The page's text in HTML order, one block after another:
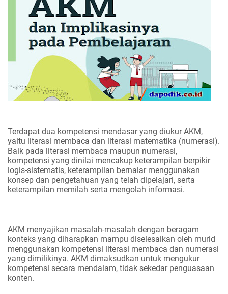
Terdapat dua kompetensi mendasar yang diukur AKM,
yaitu literasi membaca dan literasi matematika (numerasi).
Baik pada literasi membaca maupun numerasi,
kompetensi yang dinilai mencakup keterampilan berpikir
logis-sistematis, keterampilan bernalar menggunakan
konsep dan pengetahuan yang telah dipelajari, serta
keterampilan memilah serta mengolah informasi.
AKM menyajikan masalah-masalah dengan beragam
konteks yang diharapkan mampu diselesaikan oleh murid
menggunakan kompetensi literasi membaca dan numerasi
yang dimilikinya. AKM dimaksudkan untuk mengukur
kompetensi secara mendalam, tidak sekedar penguasaan
konten.